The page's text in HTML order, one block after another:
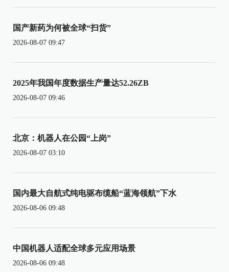
国产新药为何被全球“扫货”
2026-08-07 09:47
2025年我国年度数据生产量达52.26ZB
2026-08-07 09:46
北京：机器人在公园“上岗”
2026-08-07 03:10
国内最大自航式纯电驱布缆船“蓝海领航”下水
2026-08-06 09:48
中国机器人适配全球多元应用场景
2026-08-06 09:48